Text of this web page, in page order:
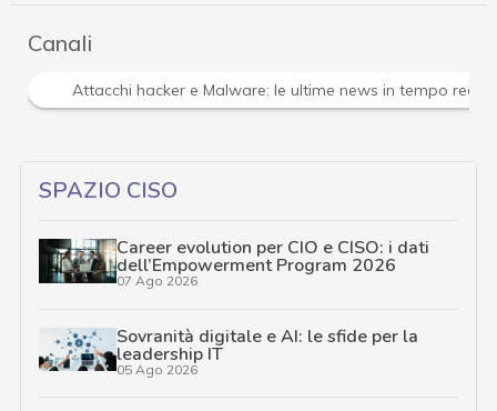
Canali
Attacchi hacker e Malware: le ultime news in tempo
SPAZIO CISO
Career evolution per CIO e CISO: i dati
dell’Empowerment Program 2026
07 Ago 2026
Sovranità digitale e AI: le sfide per la
leadership IT
05 Ago 2026